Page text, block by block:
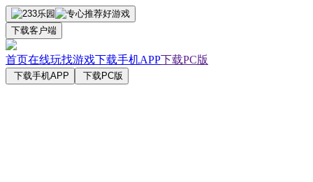
下载客户端
首页在线玩找游戏下载手机APP下载PC版
下载手机APP 下载PC版